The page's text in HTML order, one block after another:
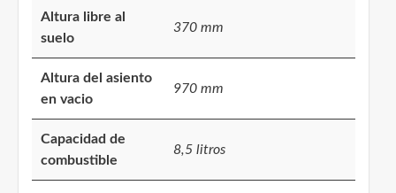
Altura libre al
suelo
370 mm
Altura del asiento
en vacio
970 mm
Capacidad de
combustible
8,5 litros